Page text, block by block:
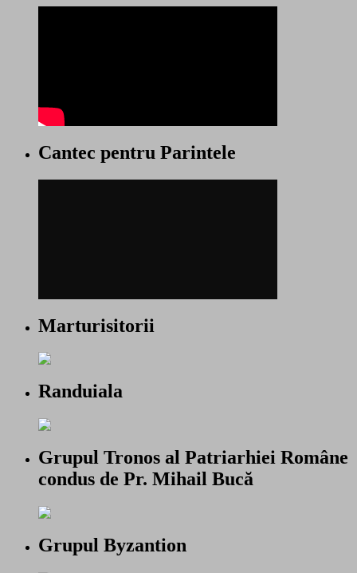
Cantec pentru Parintele
Marturisitorii
Randuiala
Grupul Tronos al Patriarhiei Române
condus de Pr. Mihail Bucă
Grupul Byzantion